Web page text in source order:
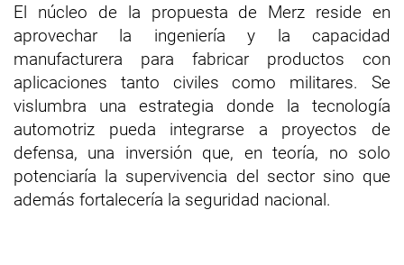
El núcleo de la propuesta de Merz reside en
aprovechar la ingeniería y la capacidad
manufacturera para fabricar productos con
aplicaciones tanto civiles como militares. Se
vislumbra una estrategia donde la tecnología
automotriz pueda integrarse a proyectos de
defensa, una inversión que, en teoría, no solo
potenciaría la supervivencia del sector sino que
además fortalecería la seguridad nacional.